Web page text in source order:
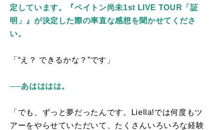
定しています。『ペイトン尚未1st LIVE TOUR「証
明」』が決定した際の率直な感想を聞かせてくださ
い。
「“え？ できるかな？”です」
──あはははは。
「でも、ずっと夢だったんです。 Liella!では何度もツ
アーをやらせていただいて、たくさんいろいろな経験